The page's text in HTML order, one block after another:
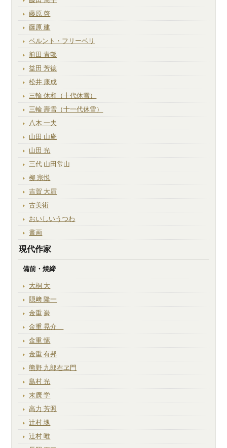
藤原 啓
藤原 建
ベルント・フリーベリ
前田 青邨
益田 芳徳
松井 康成
三輪 休和（十代休雪）
三輪 壽雪（十一代休雪）
八木 一夫
山田 山庵
山田 光
三代 山田常山
柳 宗悦
吉賀 大眉
古美術
おいしいうつわ
書画
現代作家
備前・焼締
大桐 大
隠﨑 隆一
金重 巌
金重 晃介
金重 愫
金重 有邦
熊野 九郎右ヱ門
島村 光
末廣 学
高力 芳照
辻村 塊
辻村 唯